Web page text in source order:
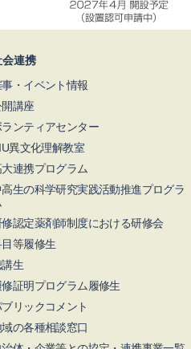
会連携
・イベント情報
講座
ランティアセンター
異文化理解教室
連携プログラム
生の科学研究実践活動推進プログラ
認定薬剤師制度における研修会
等履修生
生
修証明プログラム履修生
リックコメント
の各種相談窓口